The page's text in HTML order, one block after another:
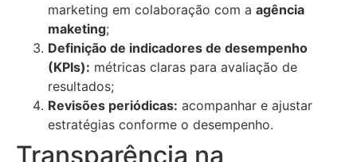
marketing em colaboração com a agência
maketing;
Definição de indicadores de desempenho
(KPIs): métricas claras para avaliação de
resultados;
Revisões periódicas: acompanhar e ajustar
estratégias conforme o desempenho.
Transparência na